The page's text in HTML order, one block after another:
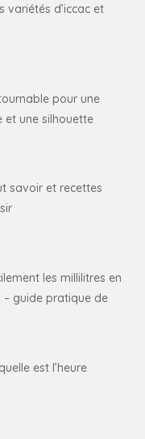
variétés d’iccac et
pour une
une silhouette
savoir et recettes
les millilitres en
guide pratique de
est l’heure